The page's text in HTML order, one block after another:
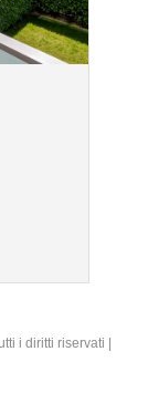
i diritti riservati |